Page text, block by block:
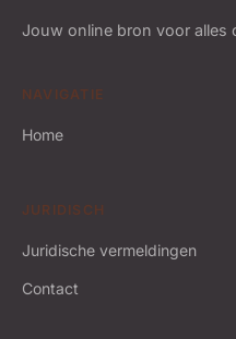
Jouw online bron voor alles
NAVIGATIE
Home
JURIDISCH
Juridische vermeldingen
Contact